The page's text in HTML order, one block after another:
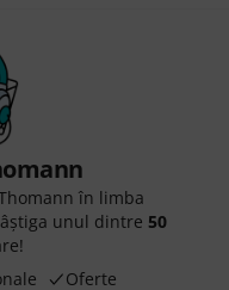
în limba
unul dintre 50
Oferte